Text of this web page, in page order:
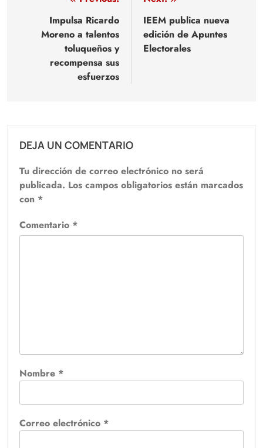
entradas
Impulsa Ricardo
Moreno a talentos
toluqueños y
recompensa sus
esfuerzos
IEEM publica nueva
edición de Apuntes
Electorales
DEJA UN COMENTARIO
Tu dirección de correo electrónico no será
publicada. Los campos obligatorios están marcados
con *
Comentario *
Nombre *
Correo electrónico *